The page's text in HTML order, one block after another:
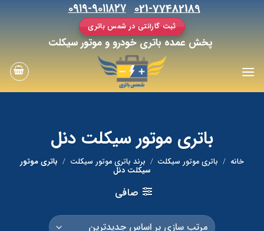
021-77482189 ۰۹۱۹-۹۰۱۱۸۲۷
ثبت گارانتی در شمس باتری
پخش عمده باتری خودرو و موتور سیکلت
باتری موتور سیکلت دنل
خانه / باتری موتور سیکلت / برند باتری موتور سیکلت / باتری موتور
سیکلت دنل
صافی